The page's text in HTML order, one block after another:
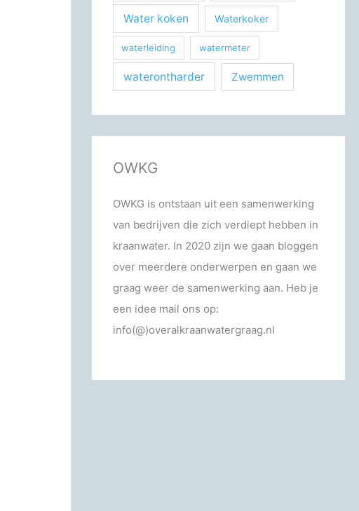
Water koken Waterkoker
waterleiding watermeter
waterontharder Zwemmen
OWKG
OWKG is ontstaan uit een samenwerking
van bedrijven die zich verdiept hebben in
kraanwater. In 2020 zijn we gaan bloggen
over meerdere onderwerpen en gaan we
graag weer de samenwerking aan. Heb je
een idee mail ons op:
info(@)overalkraanwatergraag.nl